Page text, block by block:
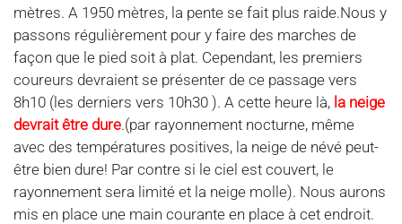
mètres. A 1950 mètres, la pente se fait plus raide.Nous y
passons régulièrement pour y faire des marches de
façon que le pied soit à plat. Cependant, les premiers
coureurs devraient se présenter de ce passage vers
8h10 (les derniers vers 10h30 ). A cette heure là, la neige
devrait être dure.(par rayonnement nocturne, même
avec des températures positives, la neige de névé peut-
être bien dure! Par contre si le ciel est couvert, le
rayonnement sera limité et la neige molle). Nous aurons
mis en place une main courante en place à cet endroit.